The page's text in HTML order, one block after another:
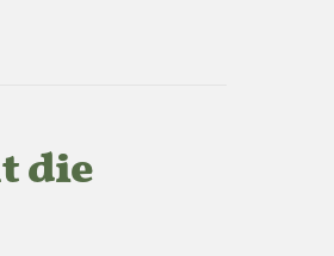
die